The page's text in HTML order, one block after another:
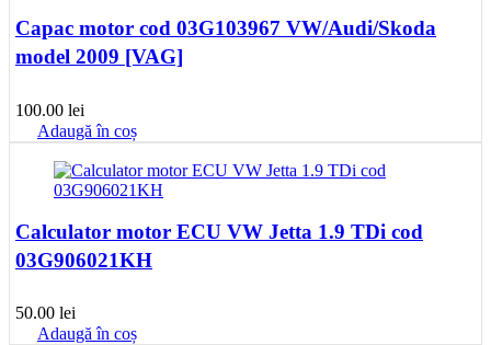
Capac motor cod 03G103967 VW/Audi/Skoda
model 2009 [VAG]
100.00 lei
Adaugă în coș
Calculator motor ECU VW Jetta 1.9 TDi cod
03G906021KH
50.00 lei
Adaugă în coș